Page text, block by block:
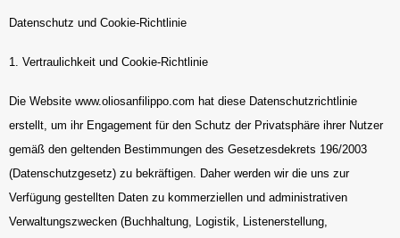
Datenschutz und Cookie-Richtlinie
1. Vertraulichkeit und Cookie-Richtlinie
Die Website www.oliosanfilippo.com hat diese Datenschutzrichtlinie
erstellt, um ihr Engagement für den Schutz der Privatsphäre ihrer Nutzer
gemäß den geltenden Bestimmungen des Gesetzesdekrets 196/2003
(Datenschutzgesetz) zu bekräftigen. Daher werden wir die uns zur
Verfügung gestellten Daten zu kommerziellen und administrativen
Verwaltungszwecken (Buchhaltung, Logistik, Listenerstellung,